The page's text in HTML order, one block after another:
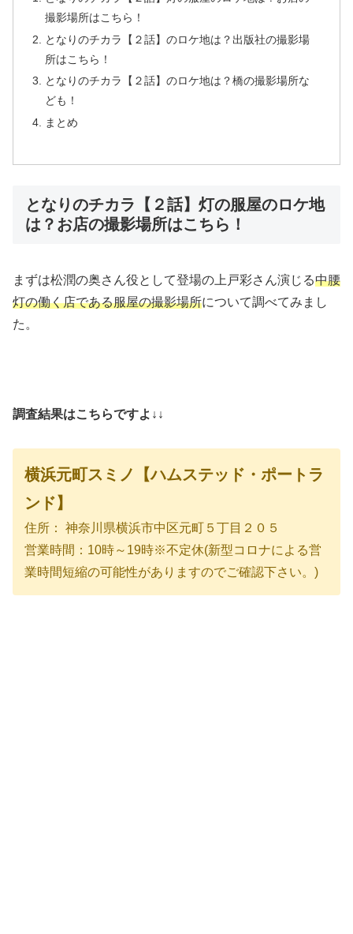
撮影場所はこちら！
となりのチカラ【２話】のロケ地は？出版社の撮影場
所はこちら！
となりのチカラ【２話】のロケ地は？橋の撮影場所な
ども！
まとめ
となりのチカラ【２話】灯の服屋のロケ地
は？お店の撮影場所はこちら！
まずは松潤の奥さん役として登場の上戸彩さん演じる中腰
灯の働く店である服屋の撮影場所について調べてみまし
た。
調査結果はこちらですよ↓↓
横浜元町スミノ【ハムステッド・ポートラ
ンド】
住所： 神奈川県横浜市中区元町５丁目２０５
営業時間：10時～19時※不定休(新型コロナによる営
業時間短縮の可能性がありますのでご確認下さい。)